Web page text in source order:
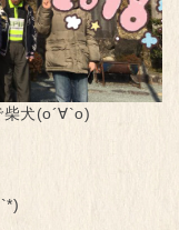
柴犬(о´∀`о)